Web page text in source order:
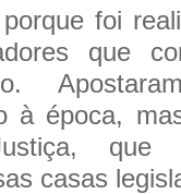
foi
que
à época,
que
casas